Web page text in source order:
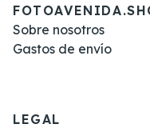
Sobre nosotros
Gastos de envío
LEGAL